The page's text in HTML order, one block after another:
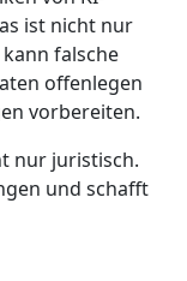
ist nicht nur
falsche
offenlegen
vorbereiten.
nur juristisch.
und schafft